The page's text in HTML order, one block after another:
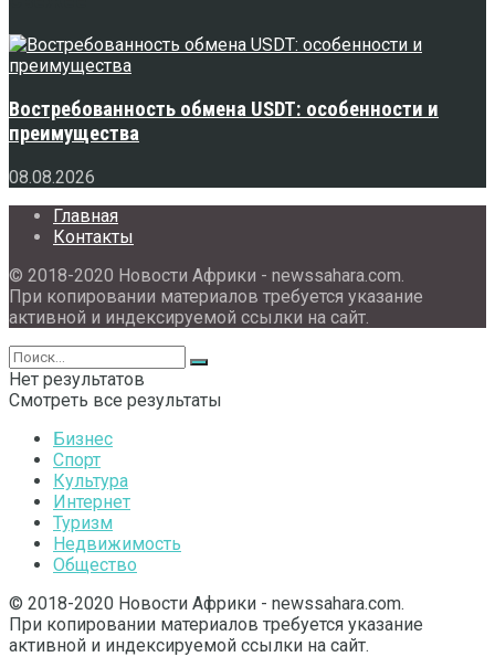
Востребованность обмена USDT: особенности и
преимущества
08.08.2026
Главная
Контакты
© 2018-2020 Новости Африки - newssahara.com.
При копировании материалов требуется указание
активной и индексируемой ссылки на сайт.
Нет результатов
Смотреть все результаты
Бизнес
Спорт
Культура
Интернет
Туризм
Недвижимость
Общество
© 2018-2020 Новости Африки - newssahara.com.
При копировании материалов требуется указание
активной и индексируемой ссылки на сайт.